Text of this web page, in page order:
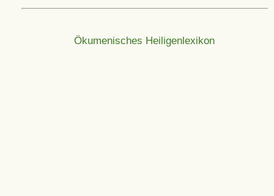
Ökumenisches Heiligenlexikon